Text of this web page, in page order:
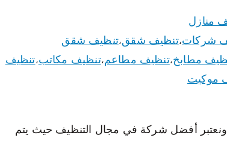
منازل
شركات،تنظيف شقق،تنظيف شقق
مطابخ،تنظيف مطاعم،تنظيف مكاتب،تنظيف
موكيت
ونعتبر أفضل شركة في مجال التنظيف حيث يتم